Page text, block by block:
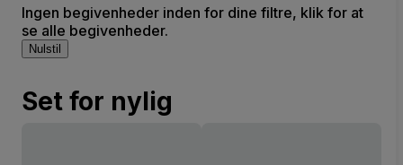
Ingen begivenheder inden for dine filtre, klik for at
se alle begivenheder.
Nulstil
Set for nylig